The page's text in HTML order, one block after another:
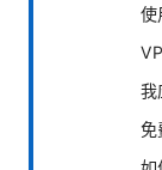
使
我
免